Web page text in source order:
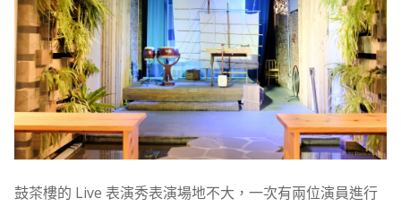
鼓茶樓的 Live 表演秀表演場地不大，一次有兩位演員進行